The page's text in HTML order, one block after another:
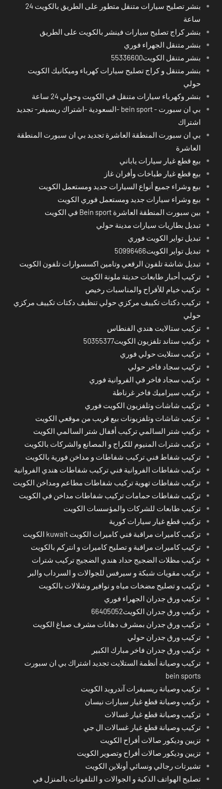
بنشر تصليح سيارات متنقل متطور على الطريق بالكويت 24
ساعة
بنشر كراج تصليح سيارات فينشر بالكويت على الطريق
بنشر متنقل الجهراء فوري
بنشر متنقل الكويت55336600
بنشر متنقل و كراج تصليح سيارات كهرباء وميكانيك الكويت
حولي
بنشر وكهرباء سيارات متنقل في الكويت وحولي 24 ساعة
بي ان سبورت - bein sport -السعودية -اشتراك ريسيفر- تجديد
اشتراك
بي ان سبورت المنطقة العاشرة تجديد بي ان سبورت المنطقة
العاشرة
بيع قطع غيار سيارات ياباني
بيع قطع غيار طباخات وأفران غاز
بيع وشراء جميع أنواع السيارات جديد ومستعمل الكويت
بيع وشراء سيارات جديد ومستعمل فوري الكويت
بين سبورت المنطقة العاشرة Bein sport في الكويت
تبديل بطاريات سيارات مدينة حولي
تبديل تواير الكويت فوري
تبديل تواير الكويت50996466
تبديل شاشة تلفون الرقعي وتامين اكسسوارات تلفون الكويت
تركيب أحبار طابعات حديثة ملونة الكويت
تركيب خيام للأفراح والمناسبات رخيص
تركيب دكتات تكييف مركزي حولي تنظيف دكتات تكييف مركزي
حولي
تركيب ستالايت هندي الفنطاس
تركيب ستاند تلفزيون الكويت50355377
تركيب ستلايت حولي فوري
تركيب سجاد فاخر حولي
تركيب سجاد فاخر في الفروانية فوري
تركيب سيراميك فاخر غرناطة
تركيب شاشات وتلفزيون الكويت فوري
تركيب شاشات وتلفزيونات بيع قريب من موقعي الكويت
تركيب شتر السالمي تركيب أقفال شتر السالمي الكويت
تركيب شترات المنيوم للكراج و المصانع والشركات بالكويت
تركيب شفاط فني تركيب شفاطات و مداخن فورية بالكويت
تركيب شفاطات الفروانية فني تركيب شفاطات هندي الفروانية
تركيب شفاطات تهوية تركيب شفاطات مطاعم ومداخن الكويت
تركيب شفاطات حمامات تركيب شفاطات مداخن في الكويت
تركيب طابعات للشركات والمؤسسات الكويت
تركيب قطع غيار سيارات كورية
تركيب كاميرات مراقبة فني كاميرات الكويت kuwait الكويت
تركيب كاميرات مراقبة و تصليح كاميرات و انتركم بالكويت
تركيب مظلات الضجيج حداد هندي الضجيج تركيب شترات
تركيب مقويات شبكة و سيرفس للجوالات و السرداب والبر
تركيب و تصليح مضخات مياه و نوافير وشلالات بالكويت
تركيب ورق جدران الجهراء فوري
تركيب ورق جدران الكويت66405052
تركيب ورق جدران بمشرف دهانات مشرف صباغ الكويت
تركيب ورق جدران حولي
تركيب ورق جدران فاخر مبارك الكبير
تركيب وصيانة أنظمة الستلايت تجديد اشتراك بي ان سبورت
bein sports
تركيب وصيانة ريسيفرات آندرويد الكويت
تركيب وصيانة قطع غيار سيارات نيسان
تركيب وصيانة قطع غيار غسالات
تركيب وصيانة قطع غيار غسالات ال جي
تزيين وديكور صالات أفراح الكويت
تزيين وديكور صالات أفراح وتصوير الكويت
تشيرتات رجالي ونسائي أونلاين الكويت
تصليح الهواتف الذكية و الجوالات و التلفونات بالمنزل في